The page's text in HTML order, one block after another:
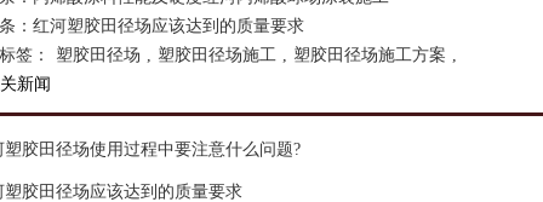
： 红河塑胶田径场应该达到的质量要求
签：
塑胶田径场 , 塑胶田径场施工 , 塑胶田径场施工方案 ,
新闻
塑胶田径场使用过程中要注意什么问题?
塑胶田径场应该达到的质量要求